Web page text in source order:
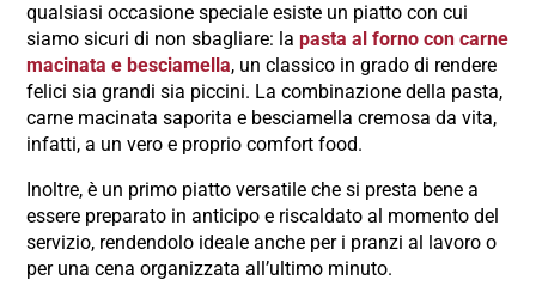
qualsiasi occasione speciale esiste un piatto con cui
siamo sicuri di non sbagliare: lapasta al forno con carne
macinata e besciamella, un classico in grado di rendere
felici sia grandi sia piccini. La combinazione della pasta,
carne macinata saporita e besciamella cremosa da vita,
infatti, a un vero e proprio comfort food.
Inoltre, è un primo piatto versatile che si presta bene a
essere preparato in anticipo e riscaldato al momento del
servizio, rendendolo ideale anche per i pranzi al lavoro o
per una cena organizzata all’ultimo minuto.